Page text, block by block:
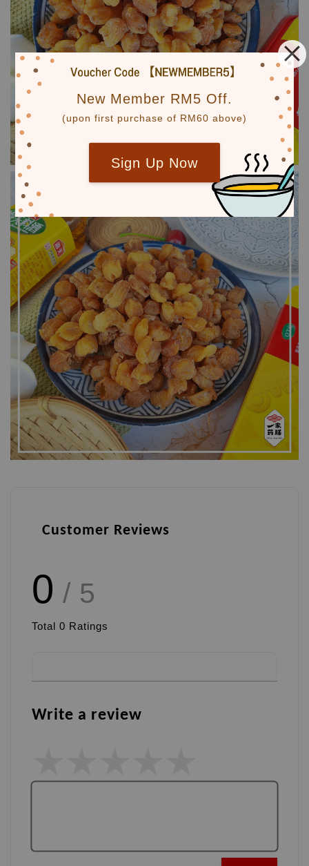
New Member RM5 Off.
(upon first purchase of RM60 above)
Sign Up Now
Customer Reviews
0 / 5
Total 0 Ratings
Write a review